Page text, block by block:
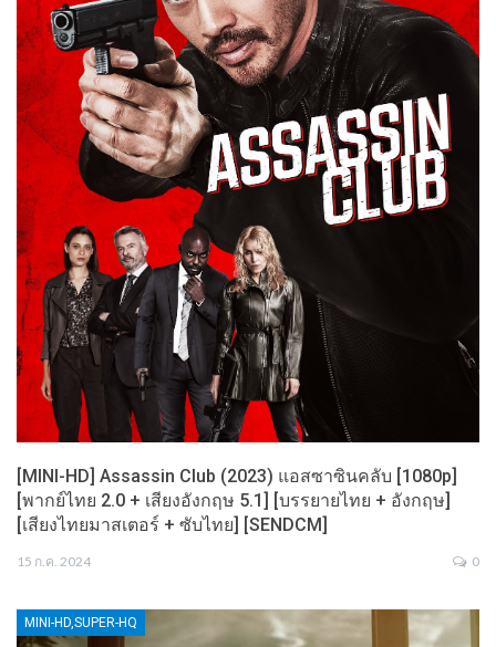
[MINI-HD] Assassin Club (2023) แอสซาซินคลับ [1080p]
[พากย์ไทย 2.0 + เสียงอังกฤษ 5.1] [บรรยายไทย + อังกฤษ]
[เสียงไทยมาสเตอร์ + ซับไทย] [SENDCM]
15 ก.ค. 2024 0
MINI-HD,SUPER-HQ